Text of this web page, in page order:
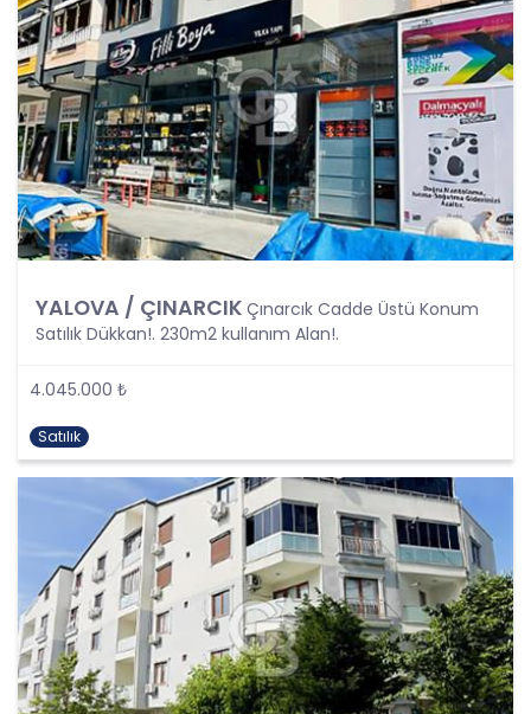
KİŞİSEL VERİLERİN İŞLENME
ŞARTLARI
1. Kişisel Verilerin Tespiti ve İşlenmesi
KVKK uyarınca, kişisel veri “Kimliği belirli veya
belirlenebilir gerçek kişiye ilişkin her türlü bilgi”
olarak tanımlanmıştır. Kişisel veri kavramı sadece
ad, soyad, doğum yeri, doğum tarihi gibi kişilerin
tanınmasını ve teşhisini sağlayan bilgilerden
ibaret olmayıp ayrıca kişilerin fiziksel, sosyal,
kapsamaktadır.
Kişinin kimlik bilgilerine ek olarak, vatandaşlık
sosyal güvenlik numarası, sürücü belgesi
posta adresi, telefon numarası, faks numarası,
özgeçmişi, fotoğrafı, videosu, genetik bilgileri, kan
grubu, kriminal geçmişi ve adli sicil bilgileri gibi
kişinin belirli veya belirlenebilir olmasını sağlayan
tüm bilgiler kişisel veri niteliği taşımaktadır ve
kişisel verilerin korunması kapsamına girmektedir.
Bu tanım uyarınca, CB Gayrimenkul Franchising
Pazarlama ve Danışmanlık Hizmetleri A.Ş. iş
ortakları, çalışanları ve müşterileri başta olmak
üzere üçüncü kişiler de dahil, topladıkları tüm
verilerin kişisel veri kapsamına girip girmediğini
YALOVA / ÇINARCIK Çınarcık Cadde Üstü Konum
Satılık Dükkan!. 230m2 kullanım Alan!.
4.045.000 ₺
Satılık